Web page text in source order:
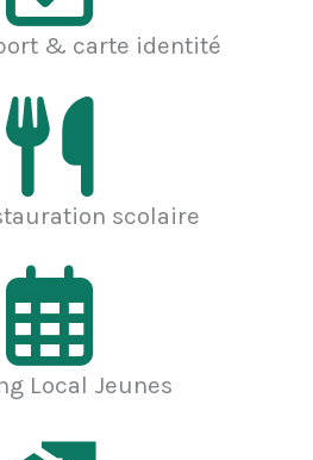
& carte identité
scolaire
Local Jeunes